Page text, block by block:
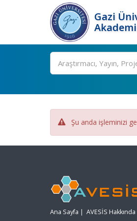
Gazi
Ara
Şu anda işleminizi
Ana Sayfa | AVESİS Hakkında